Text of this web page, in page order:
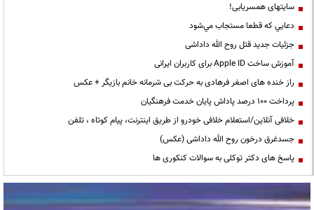
سایتهای همسریابی!
دعايي كه قطعا مستجاب مي‌شود
جزئیات جدید قتل روح الله داداشی
آموزش ساخت Apple ID برای کاربران ایرانی
راز خنده های اصغر فرهادی به حرکت بی شرمانه خانم بازیگر + عکس
پرداخت ۱۰۰ درصد پاداش پایان خدمت فرهنگیان
خلافی آنلاین/استعلام خلافی خودرو از طریق اینترنت، پیام کوتاه ، تلفن
جسدغرق درخون روح الله داداشی (عکس)
پاسخ های دکتر توکلی به سوالات کنکوری ها